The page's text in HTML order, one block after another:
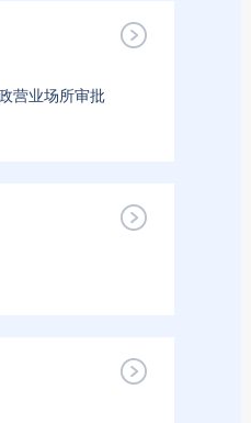
营业场所审批